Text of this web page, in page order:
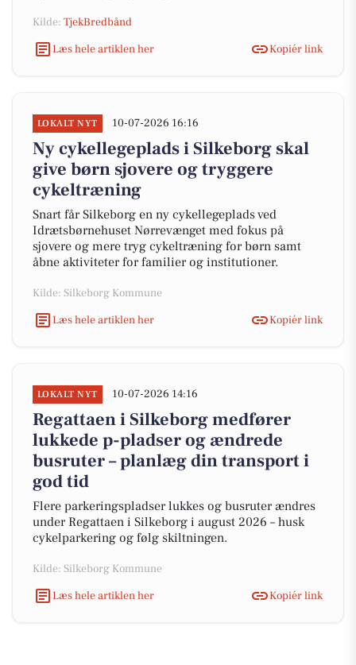
Kilde: TjekBredbånd
Læs hele artiklen her
Kopiér link
LOKALT NYT 10-07-2026 16:16
Ny cykellegeplads i Silkeborg skal
give børn sjovere og tryggere
cykeltræning
Snart får Silkeborg en ny cykellegeplads ved
Idrætsbørnehuset Nørrevænget med fokus på
sjovere og mere tryg cykeltræning for børn samt
åbne aktiviteter for familier og institutioner.
Kilde: Silkeborg Kommune
Læs hele artiklen her
Kopiér link
LOKALT NYT 10-07-2026 14:16
Regattaen i Silkeborg medfører
lukkede p-pladser og ændrede
busruter – planlæg din transport i
god tid
Flere parkeringspladser lukkes og busruter ændres
under Regattaen i Silkeborg i august 2026 – husk
cykelparkering og følg skiltningen.
Kilde: Silkeborg Kommune
Læs hele artiklen her
Kopiér link